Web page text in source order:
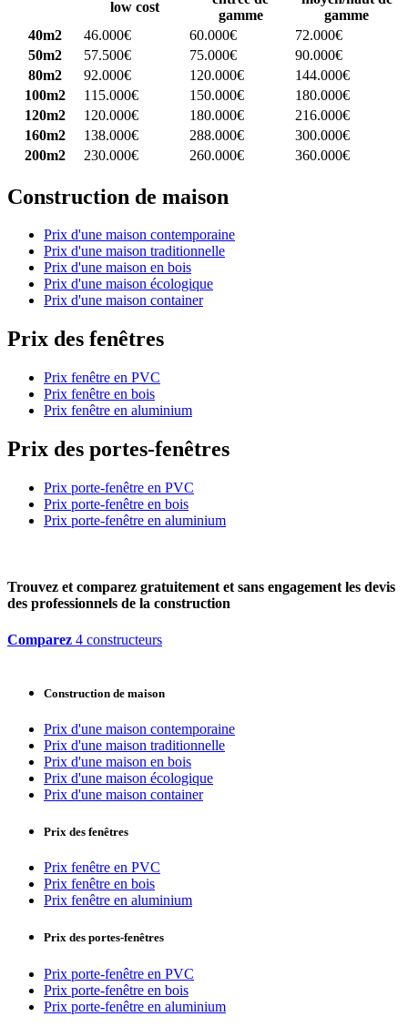
low cost
gamme
gamme
40m2
46.000€ 60.000€
72.000€
50m2
57.500€ 75.000€
90.000€
80m2
92.000€ 120.000€
144.000€
100m2
115.000€ 150.000€
180.000€
120m2
120.000€ 180.000€
216.000€
160m2
138.000€ 288.000€
300.000€
200m2
230.000€ 260.000€ 360.000€
Construction de maison
Prix d'une maison contemporaine
Prix d'une maison traditionnelle
Prix d'une maison en bois
Prix d'une maison écologique
Prix d'une maison container
Prix des fenêtres
Prix fenêtre en PVC
Prix fenêtre en bois
Prix fenêtre en aluminium
Prix des portes-fenêtres
Prix porte-fenêtre en PVC
Prix porte-fenêtre en bois
Prix porte-fenêtre en aluminium
Trouvez et comparez gratuitement et sans engagement les devis
des professionnels de la construction
Comparez 4 constructeurs
Construction de maison
Prix d'une maison contemporaine
Prix d'une maison traditionnelle
Prix d'une maison en bois
Prix d'une maison écologique
Prix d'une maison container
Prix des fenêtres
Prix fenêtre en PVC
Prix fenêtre en bois
Prix fenêtre en aluminium
Prix des portes-fenêtres
Prix porte-fenêtre en PVC
Prix porte-fenêtre en bois
Prix porte-fenêtre en aluminium